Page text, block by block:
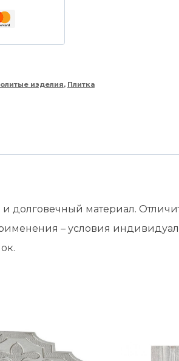
изделия, Плитка
долговечный материал.
– условия